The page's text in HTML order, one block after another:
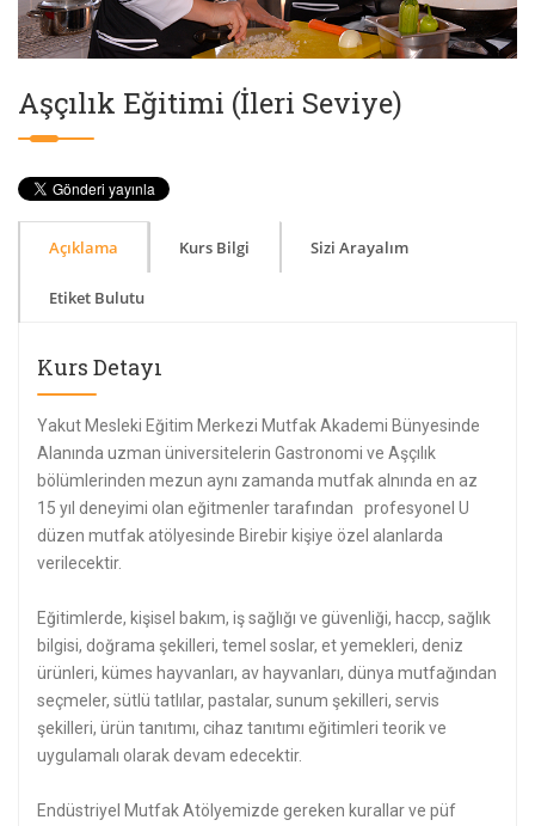
Aşçılık Eğitimi (İleri Seviye)
Açıklama Kurs Bilgi Sizi Arayalım
Etiket Bulutu
Kurs Detayı
Yakut Mesleki Eğitim Merkezi Mutfak Akademi Bünyesinde
Alanında uzman üniversitelerin Gastronomi ve Aşçılık
bölümlerinden mezun aynı zamanda mutfak alnında en az
15 yıl deneyimi olan eğitmenler tarafından profesyonel U
düzen mutfak atölyesinde Birebir kişiye özel alanlarda
verilecektir.
Eğitimlerde, kişisel bakım, iş sağlığı ve güvenliği, haccp, sağlık
bilgisi, doğrama şekilleri, temel soslar, et yemekleri, deniz
ürünleri, kümes hayvanları, av hayvanları, dünya mutfağından
seçmeler, sütlü tatlılar, pastalar, sunum şekilleri, servis
şekilleri, ürün tanıtımı, cihaz tanıtımı eğitimleri teorik ve
uygulamalı olarak devam edecektir.
Endüstriyel Mutfak Atölyemizde gereken kurallar ve püf